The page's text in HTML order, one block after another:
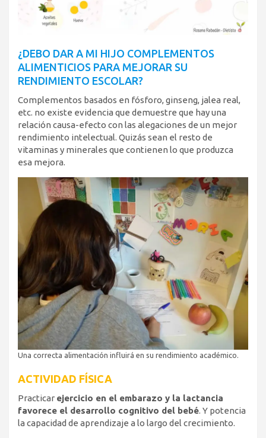
¿DEBO DAR A MI HIJO COMPLEMENTOS
ALIMENTICIOS PARA MEJORAR SU
RENDIMIENTO ESCOLAR?
Complementos basados en fósforo, ginseng, jalea real,
etc. no existe evidencia que demuestre que hay una
relación causa-efecto con las alegaciones de un mejor
rendimiento intelectual. Quizás sean el resto de
vitaminas y minerales que contienen lo que produzca
esa mejora.
Una correcta alimentación influirá en su rendimiento académico.
ACTIVIDAD FÍSICA
Practicar ejercicio en el embarazo y la lactancia
favorece el desarrollo cognitivo del bebé. Y potencia
la capacidad de aprendizaje a lo largo del crecimiento.